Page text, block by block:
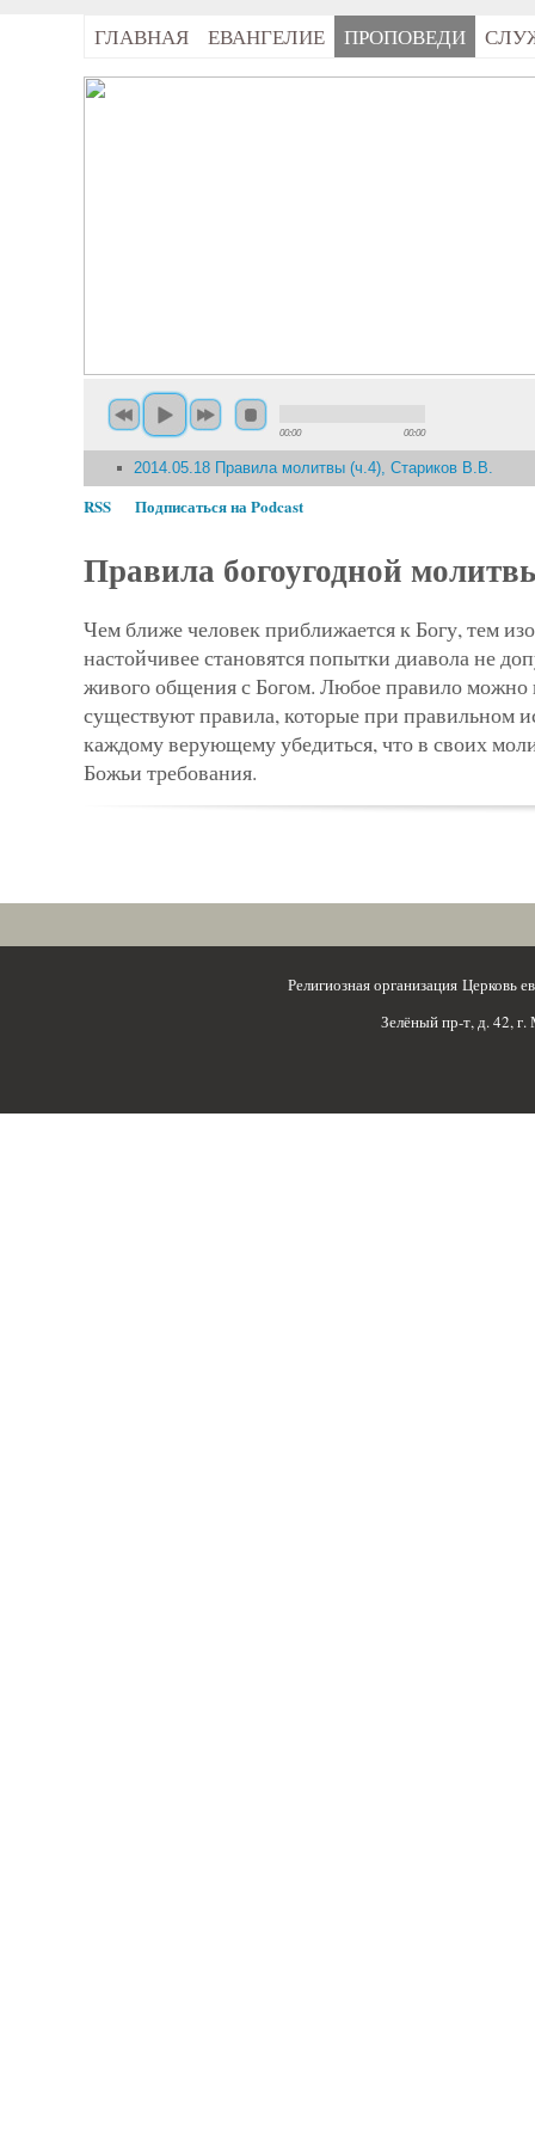
ГЛАВНАЯ ЕВАНГЕЛИЕ ПРОПОВЕДИ
00:00 00:00
2014.05.18 Правила молитвы (ч.4), Стариков В.В.
RSS Подписаться на Podcast
Правила богоугодной
Чем ближе человек приближается к Богу, тем
настойчивее становятся попытки диавола не
живого общения с Богом. Любое правило можно
существуют правила, которые при правильном
каждому верующему убедиться, что в своих
Божьи требования.
Религиозная организация
Зелёный пр-т, д. 42,